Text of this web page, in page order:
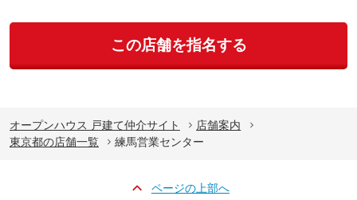
この店舗を指名する
オープンハウス 戸建て仲介サイト
店舗案内
東京都の店舗一覧
練馬営業センター
ページの上部へ